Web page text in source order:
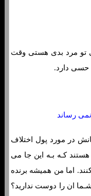
تو مرد بدی هستی وقت
حسی دارد.
در مورد پول اختلاف
کـه بـه این جا می
اما من همیشه برنده
ان را دوست ندارید؟